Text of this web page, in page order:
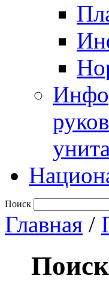
Поиск
Главная /
Поиск